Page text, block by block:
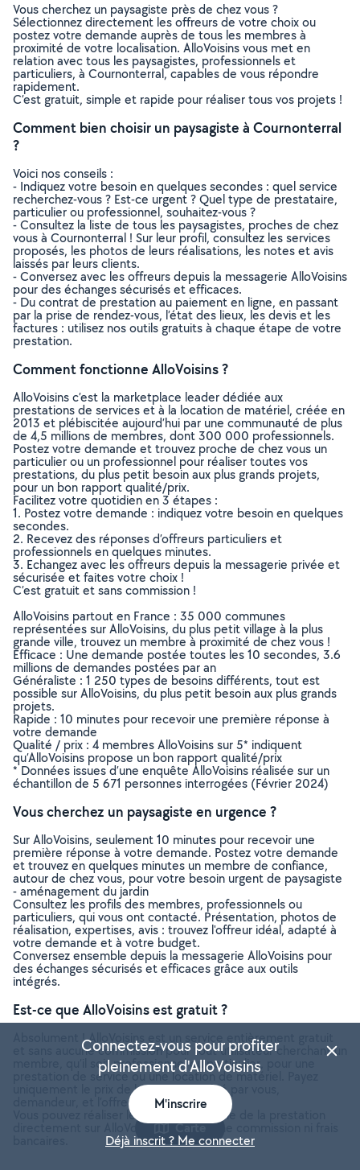
Vous cherchez un paysagiste près de chez vous ?
Sélectionnez directement les offreurs de votre choix ou
postez votre demande auprès de tous les membres à
proximité de votre localisation. AlloVoisins vous met en
relation avec tous les paysagistes, professionnels et
particuliers, à Cournonterral, capables de vous répondre
rapidement.
C’est gratuit, simple et rapide pour réaliser tous vos projets !
Comment bien choisir un paysagiste à Cournonterral
?
Voici nos conseils :
- Indiquez votre besoin en quelques secondes : quel service
recherchez-vous ? Est-ce urgent ? Quel type de prestataire,
particulier ou professionnel, souhaitez-vous ?
- Consultez la liste de tous les paysagistes, proches de chez
vous à Cournonterral ! Sur leur profil, consultez les services
proposés, les photos de leurs réalisations, les notes et avis
laissés par leurs clients.
- Conversez avec les offreurs depuis la messagerie AlloVoisins
pour des échanges sécurisés et efficaces.
- Du contrat de prestation au paiement en ligne, en passant
par la prise de rendez-vous, l’état des lieux, les devis et les
factures : utilisez nos outils gratuits à chaque étape de votre
prestation.
Comment fonctionne AlloVoisins ?
AlloVoisins c’est la marketplace leader dédiée aux
prestations de services et à la location de matériel, créée en
2013 et plébiscitée aujourd’hui par une communauté de plus
de 4,5 millions de membres, dont 300 000 professionnels.
Postez votre demande et trouvez proche de chez vous un
particulier ou un professionnel pour réaliser toutes vos
prestations, du plus petit besoin aux plus grands projets,
pour un bon rapport qualité/prix.
Facilitez votre quotidien en 3 étapes :
1. Postez votre demande : indiquez votre besoin en quelques
secondes.
2. Recevez des réponses d’offreurs particuliers et
professionnels en quelques minutes.
3. Echangez avec les offreurs depuis la messagerie privée et
sécurisée et faites votre choix !
C’est gratuit et sans commission !
AlloVoisins partout en France : 35 000 communes
représentées sur AlloVoisins, du plus petit village à la plus
grande ville, trouvez un membre à proximité de chez vous !
Efficace : Une demande postée toutes les 10 secondes, 3.6
millions de demandes postées par an
Généraliste : 1 250 types de besoins différents, tout est
possible sur AlloVoisins, du plus petit besoin aux plus grands
projets.
Rapide : 10 minutes pour recevoir une première réponse à
votre demande
Qualité / prix : 4 membres AlloVoisins sur 5* indiquent
qu’AlloVoisins propose un bon rapport qualité/prix
* Données issues d’une enquête AlloVoisins réalisée sur un
échantillon de 5 671 personnes interrogées (Février 2024)
Vous cherchez un paysagiste en urgence ?
Sur AlloVoisins, seulement 10 minutes pour recevoir une
première réponse à votre demande. Postez votre demande
et trouvez en quelques minutes un membre de confiance,
autour de chez vous, pour votre besoin urgent de paysagiste
- aménagement du jardin
Consultez les profils des membres, professionnels ou
particuliers, qui vous ont contacté. Présentation, photos de
réalisation, expertises, avis : trouvez l'offreur idéal, adapté à
votre demande et à votre budget.
Conversez ensemble depuis la messagerie AlloVoisins pour
des échanges sécurisés et efficaces grâce aux outils
intégrés.
Est-ce que AlloVoisins est gratuit ?
Absolument ! AlloVoisins est un service entièrement gratuit
et sans aucune commission pour tout utilisateur cherchant un
membre, qu’il soit professionnel ou particulier, pour une
prestation de service ou une location de matériel. Payez
uniquement le prix de la prestation, fixé par vous,
demandeur, et l’offreur.
Vous pouvez réaliser le paiement en ligne de la prestation
directement sur AlloVoisins, sans aucune commission ni frais
Carte
Connectez-vous pour profiter
pleinement d'AlloVoisins
M'inscrire
Déjà inscrit ? Me connecter